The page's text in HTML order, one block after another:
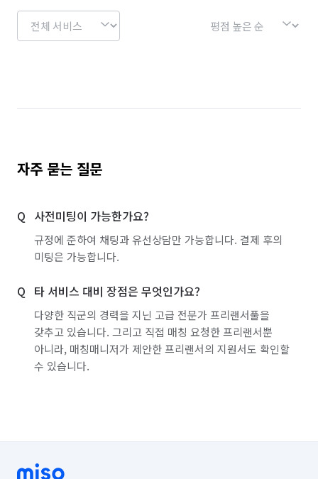
자주 묻는 질문
사전미팅이 가능한가요?
규정에 준하여 채팅과 유선상담만 가능합니다. 결제 후의
미팅은 가능합니다.
타 서비스 대비 장점은 무엇인가요?
다양한 직군의 경력을 지닌 고급 전문가 프리랜서풀을
갖추고 있습니다. 그리고 직접 매칭 요청한 프리랜서뿐
아니라, 매칭매니저가 제안한 프리랜서의 지원서도 확인할
수 있습니다.